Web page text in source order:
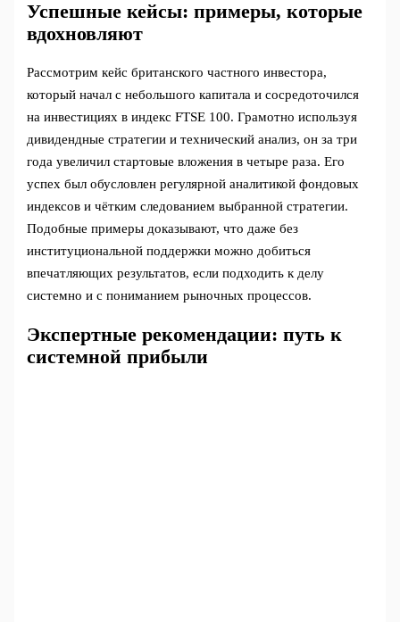
Успешные кейсы: примеры, которые
вдохновляют
Рассмотрим кейс британского частного инвестора,
который начал с небольшого капитала и сосредоточился
на инвестициях в индекс FTSE 100. Грамотно используя
дивидендные стратегии и технический анализ, он за три
года увеличил стартовые вложения в четыре раза. Его
успех был обусловлен регулярной аналитикой фондовых
индексов и чётким следованием выбранной стратегии.
Подобные примеры доказывают, что даже без
институциональной поддержки можно добиться
впечатляющих результатов, если подходить к делу
системно и с пониманием рыночных процессов.
Экспертные рекомендации: путь к
системной прибыли